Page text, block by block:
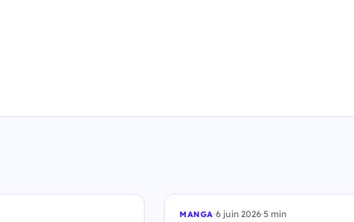
MANGA·6 juin 2026·5 min